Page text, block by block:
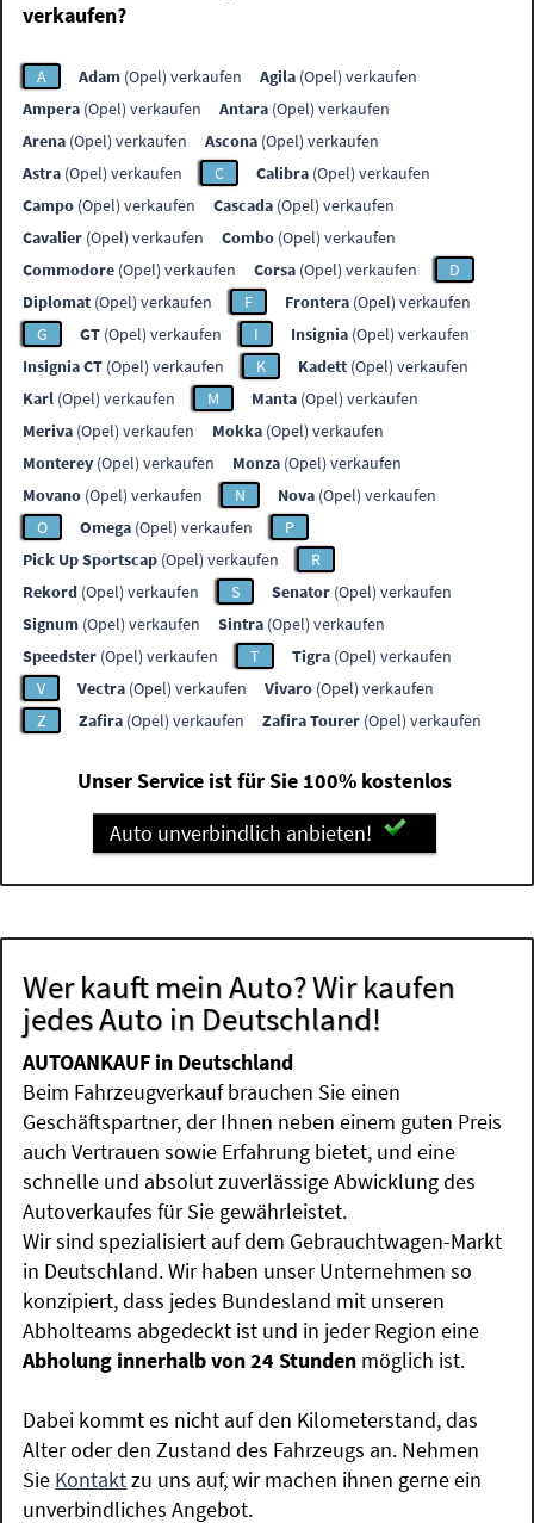
verkaufen?
A Adam (Opel) verkaufen Agila (Opel) verkaufen
Ampera (Opel) verkaufen Antara (Opel) verkaufen
Arena (Opel) verkaufen Ascona (Opel) verkaufen
Astra (Opel) verkaufen C Calibra (Opel) verkaufen
Campo (Opel) verkaufen Cascada (Opel) verkaufen
Cavalier (Opel) verkaufen Combo (Opel) verkaufen
Commodore (Opel) verkaufen Corsa (Opel) verkaufen
D
Diplomat (Opel) verkaufen F Frontera (Opel) verkaufen
G
GT (Opel) verkaufen I Insignia (Opel) verkaufen
Insignia CT (Opel) verkaufen K Kadett (Opel) verkaufen
Karl (Opel) verkaufen M Manta (Opel) verkaufen
Meriva (Opel) verkaufen Mokka (Opel) verkaufen
Monterey (Opel) verkaufen Monza (Opel) verkaufen
Movano (Opel) verkaufen N Nova (Opel) verkaufen
O
Omega (Opel) verkaufen
P
Pick Up Sportscap (Opel) verkaufen
R
Rekord (Opel) verkaufen S Senator (Opel) verkaufen
Signum (Opel) verkaufen Sintra (Opel) verkaufen
Speedster (Opel) verkaufen T Tigra (Opel) verkaufen
V
Vectra (Opel) verkaufen Vivaro (Opel) verkaufen
Z
Zafira (Opel) verkaufen Zafira Tourer (Opel) verkaufen
Unser Service ist für Sie 100% kostenlos
Auto unverbindlich anbieten!
Wer kauft mein Auto? Wir kaufen
jedes Auto in Deutschland!
AUTOANKAUF in Deutschland
Beim Fahrzeugverkauf brauchen Sie einen
Geschäftspartner, der Ihnen neben einem guten Preis
auch Vertrauen sowie Erfahrung bietet, und eine
schnelle und absolut zuverlässige Abwicklung des
Autoverkaufes für Sie gewährleistet.
Wir sind spezialisiert auf dem Gebrauchtwagen-Markt
in Deutschland. Wir haben unser Unternehmen so
konzipiert, dass jedes Bundesland mit unseren
Abholteams abgedeckt ist und in jeder Region eine
Abholung innerhalb von 24 Stunden möglich ist.
Dabei kommt es nicht auf den Kilometerstand, das
Alter oder den Zustand des Fahrzeugs an. Nehmen
Sie Kontaktzu uns auf, wir machen ihnen gerne ein
unverbindliches Angebot.